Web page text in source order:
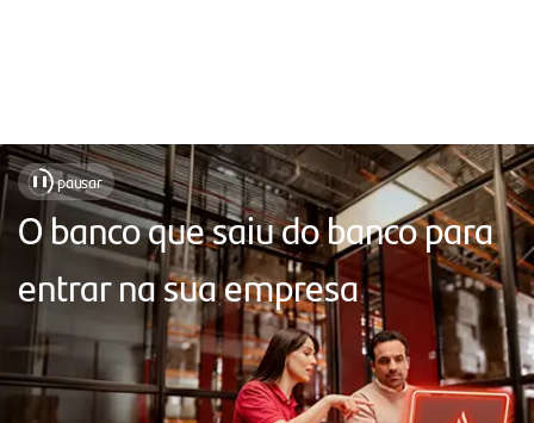
Soluções
para
facilitar
seu
dia
❚❚ pausar
O banco que saiu do banco para
entrar na sua empresa